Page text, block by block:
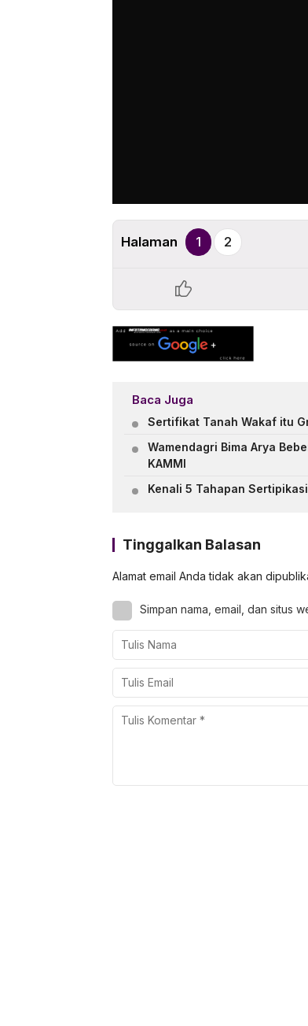
Halaman 1 2
Baca Juga
Sertifikat Tanah Wakaf itu
Wamendagri Bima Arya
KAMMI
Kenali 5 Tahapan
Tinggalkan Balasan
Alamat email Anda tidak akan
Simpan nama, email, dan situs